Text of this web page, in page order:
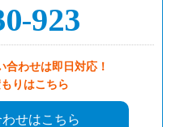
923
合わせは即日対応！
りはこちら
せはこちら